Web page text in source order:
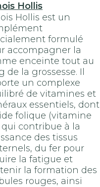
Hollis
Hollis est un
formulé
accompagner la
enceinte tout au
de la grossesse. Il
un complexe
de vitamines et
essentiels, dont
folique (vitamine
qui contribue à la
des tissus
du fer pour
la fatigue et
la formation des
rouges, ainsi